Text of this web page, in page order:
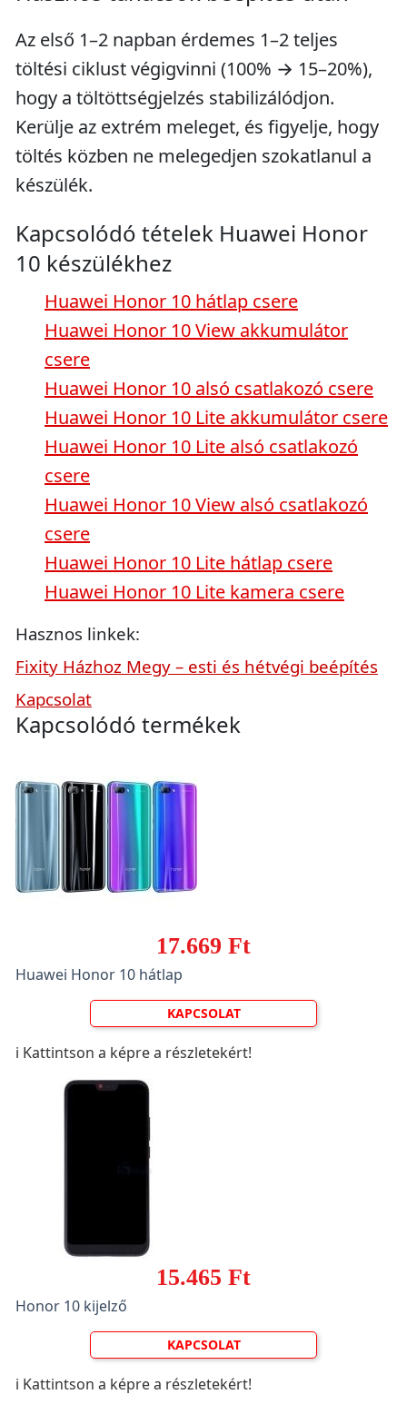
Az első 1–2 napban érdemes 1–2 teljes
töltési ciklust végigvinni (100% → 15–20%),
hogy a töltöttségjelzés stabilizálódjon.
Kerülje az extrém meleget, és figyelje, hogy
töltés közben ne melegedjen szokatlanul a
készülék.
Kapcsolódó tételek Huawei Honor
10 készülékhez
Huawei Honor 10 hátlap csere
Huawei Honor 10 View akkumulátor
csere
Huawei Honor 10 alsó csatlakozó csere
Huawei Honor 10 Lite akkumulátor csere
Huawei Honor 10 Lite alsó csatlakozó
csere
Huawei Honor 10 View alsó csatlakozó
csere
Huawei Honor 10 Lite hátlap csere
Huawei Honor 10 Lite kamera csere
Hasznos linkek:
Fixity Házhoz Megy – esti és hétvégi beépítés
Kapcsolat
Kapcsolódó termékek
17.669 Ft
Huawei Honor 10 hátlap
KAPCSOLAT
ℹ️ Kattintson a képre a részletekért!
15.465 Ft
Honor 10 kijelző
KAPCSOLAT
ℹ️ Kattintson a képre a részletekért!